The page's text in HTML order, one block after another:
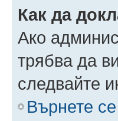
Как да
Ако
трябва да
следвайте
Върнете